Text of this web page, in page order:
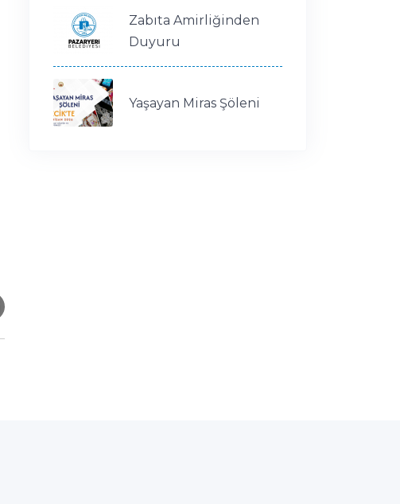
Zabıta Amirliğinden
Duyuru
Yaşayan Miras Şöleni